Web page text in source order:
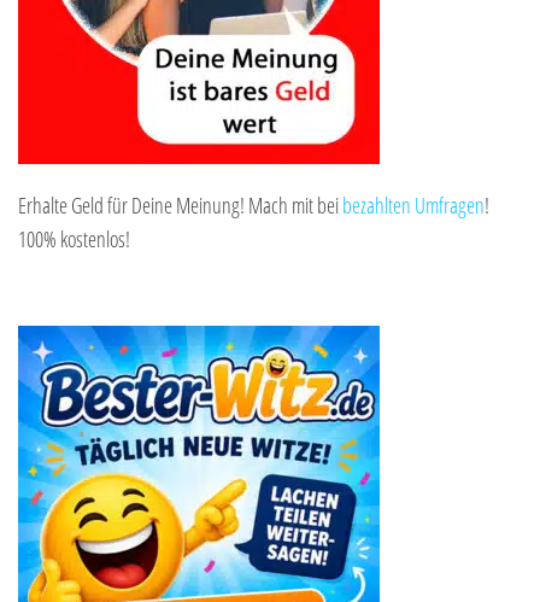
Erhalte Geld für Deine Meinung! Mach mit beibezahlten Umfragen!
100% kostenlos!